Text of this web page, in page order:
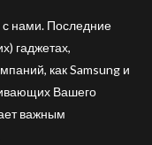
с нами. Последние
гаджетах,
как Samsung и
Вашего
важным